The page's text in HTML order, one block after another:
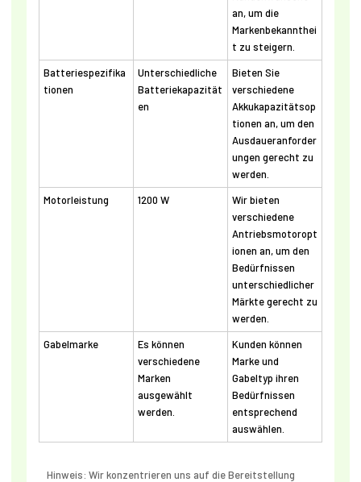
an, um die
Markenbekannthei
t zu steigern.
Batteriespezifika
tionen
Unterschiedliche
Batteriekapazität
en
Bieten Sie
verschiedene
Akkukapazitätsop
tionen an, um den
Ausdaueranforder
ungen gerecht zu
werden.
Motorleistung
1200 W
Wir bieten
verschiedene
Antriebsmotoropt
ionen an, um den
Bedürfnissen
unterschiedlicher
Märkte gerecht zu
werden.
Gabelmarke
Es können
verschiedene
Marken
ausgewählt
werden.
Kunden können
Marke und
Gabeltyp ihren
Bedürfnissen
entsprechend
auswählen.
Hinweis: Wir konzentrieren uns auf die Bereitstellung